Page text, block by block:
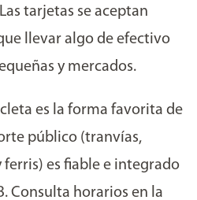
tarjetas se aceptan
llevar algo de efectivo
y mercados.
es la forma favorita de
público (tranvías,
es fiable e integrado
Consulta horarios en la